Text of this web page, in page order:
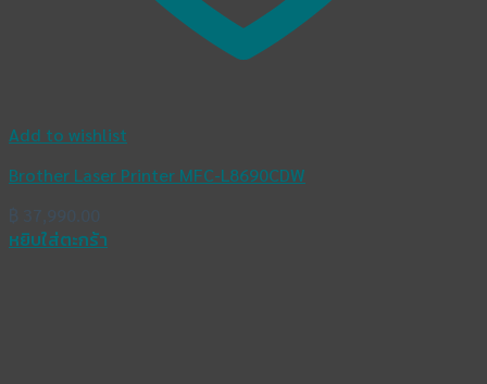
Add to wishlist
Brother Laser Printer MFC-L8690CDW
฿ 37,990.00
หยิบใส่ตะกร้า